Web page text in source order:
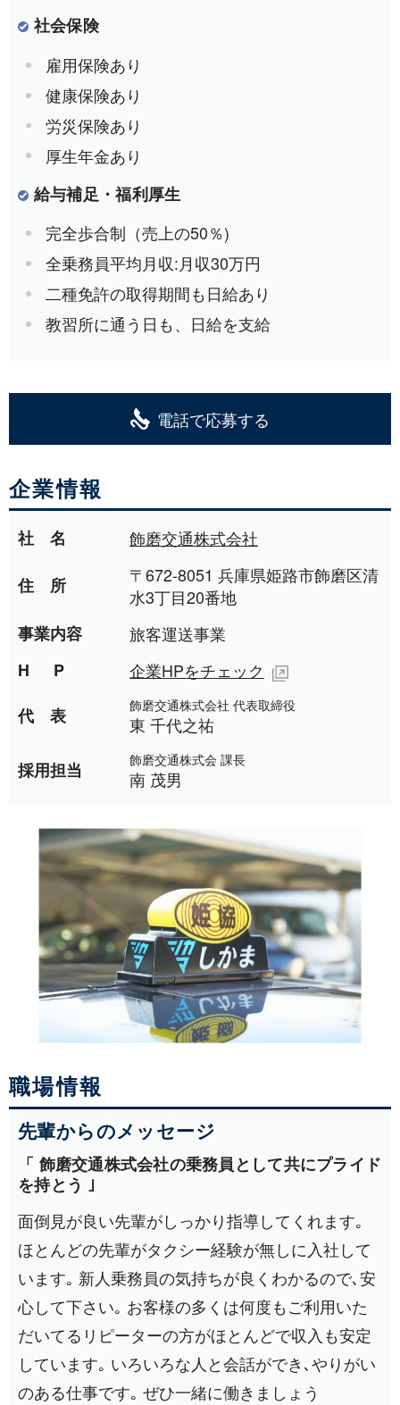
社会保険
雇用保険あり
健康保険あり
労災保険あり
厚生年金あり
給与補足・福利厚生
完全歩合制（売上の50％)
全乗務員平均月収:月収30万円
二種免許の取得期間も日給あり
教習所に通う日も、日給を支給
電話で応募する
企業情報
社名 飾磨交通株式会社
住所
〒672-8051 兵庫県姫路市飾磨区清
水3丁目20番地
事業内容
旅客運送事業
HP
企業HPをチェック
代表
飾磨交通株式会社 代表取締役
東 千代之祐
採用担当
飾磨交通株式会 課長
南 茂男
職場情報
先輩からのメッセージ
「 飾磨交通株式会社の乗務員として共にプライド
を持とう ｣
面倒見が良い先輩がしっかり指導してくれます｡
ほとんどの先輩がタクシー経験が無しに入社して
います｡ 新人乗務員の気持ちが良くわかるので､安
心して下さい｡ お客様の多くは何度もご利用いた
だいてるリピーターの方がほとんどで収入も安定
しています｡ いろいろな人と会話ができ､やりがい
のある仕事です｡ ぜひ一緒に働きましょう